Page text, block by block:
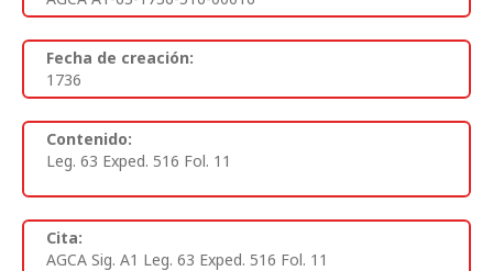
Fecha de creación:
1736
Contenido:
Leg. 63 Exped. 516 Fol. 11
Cita:
AGCA Sig. A1 Leg. 63 Exped. 516 Fol. 11